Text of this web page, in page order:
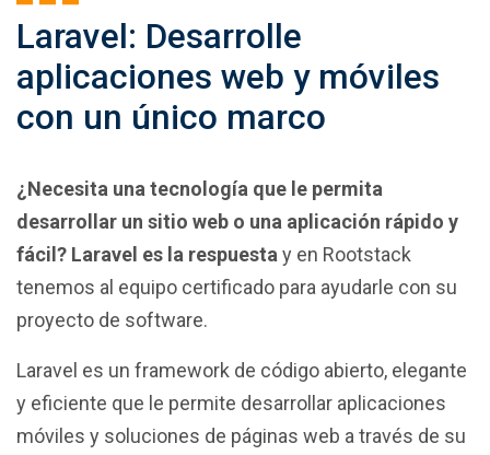
Laravel: Desarrolle
aplicaciones web y móviles
con un único marco
¿Necesita una tecnología que le permita
desarrollar un sitio web o una aplicación rápido y
fácil? Laravel es la respuesta y en Rootstack
tenemos al equipo certificado para ayudarle con su
proyecto de software.
Laravel es un framework de código abierto, elegante
y eficiente que le permite desarrollar aplicaciones
móviles y soluciones de páginas web a través de su